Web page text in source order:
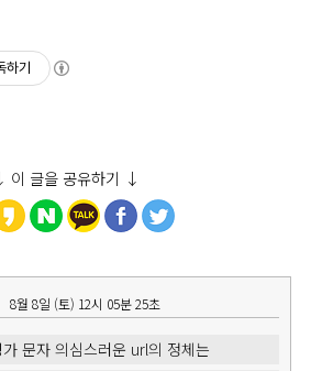
하기
이 글을 공유하기 ↓
8월 8일 (토) 12시 05분 26초
문자 의심스러운 url의 정체는